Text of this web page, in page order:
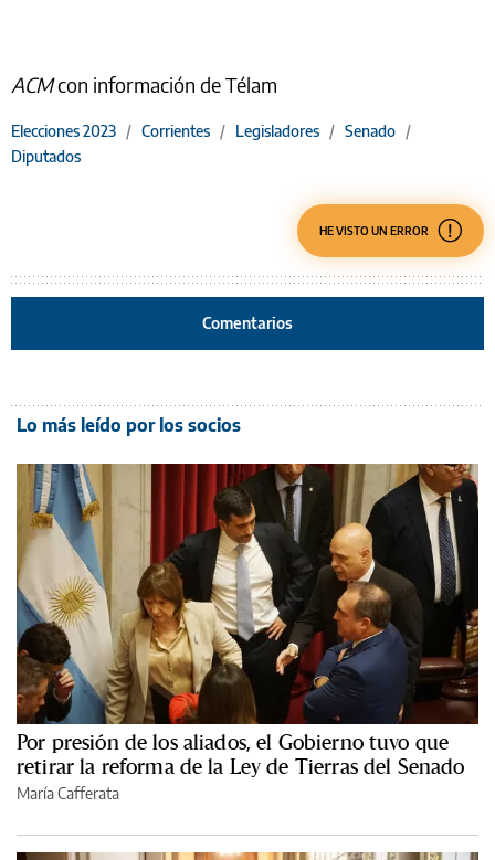
ACMcon información de Télam
Elecciones 2023 / Corrientes / Legisladores / Senado /
Diputados
HE VISTO UN ERROR
Comentarios
Lo más leído por los socios
Por presión de los aliados, el Gobierno tuvo que
retirar la reforma de la Ley de Tierras del Senado
María Cafferata